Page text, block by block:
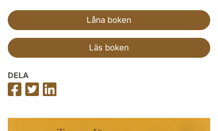
Låna boken
Läs boken
DELA
Dela
på
Dela
på
på